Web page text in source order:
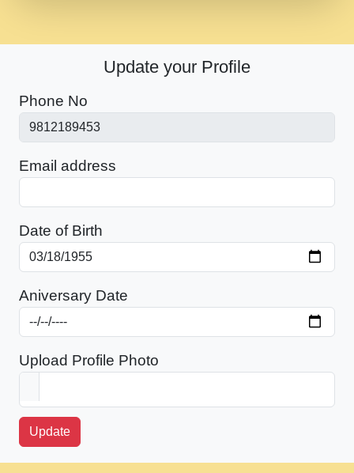
Update your Profile
Phone No
Email address
Date of Birth
Aniversary Date
Upload Profile Photo
Update